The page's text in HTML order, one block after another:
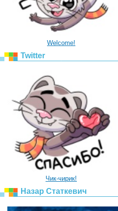
Welcome!
Twitter
Чик-чирик!
Назар Статкевич